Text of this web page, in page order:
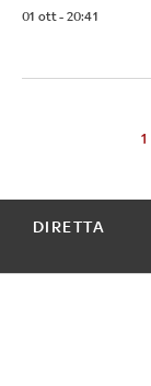
01 ott - 20:41
1
DIRETTA